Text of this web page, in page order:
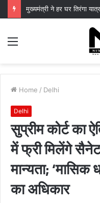
मुख्यमंत्री ने हर घर तिरंगा
Menu
Home / Delhi
Delhi
सुप्रीम कोर्ट का
में फ्री मिलेंगे
मान्यता; ‘मासिक
का अधिकार